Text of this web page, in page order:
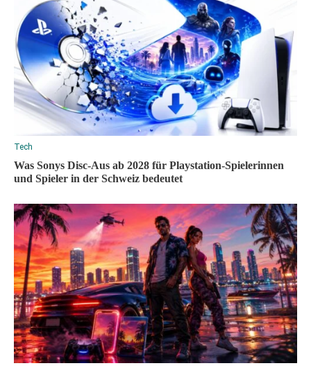
Tech
Was Sonys Disc-Aus ab 2028 für Playstation-Spielerinnen
und Spieler in der Schweiz bedeutet